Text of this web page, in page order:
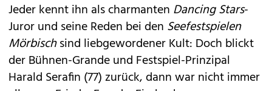
Jeder kennt ihn als charmanten Dancing Stars-
Juror und seine Reden bei den Seefestspielen
Mörbischsind liebgewordener Kult: Doch blickt
der Bühnen-Grande und Festspiel-Prinzipal
Harald Serafin (77)zurück, dann war nicht immer